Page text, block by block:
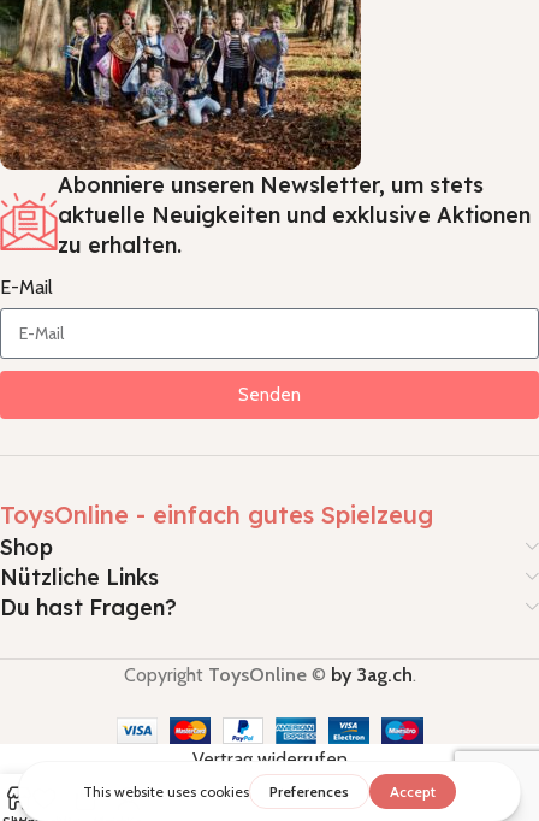
Abonniere unseren Newsletter, um stets
aktuelle Neuigkeiten und exklusive Aktionen
zu erhalten.
E-Mail
Senden
ToysOnline - einfach gutes Spielzeug
Shop
Nützliche Links
Du hast Fragen?
Copyright ToysOnline© by 3ag.ch.
Vertrag widerrufen